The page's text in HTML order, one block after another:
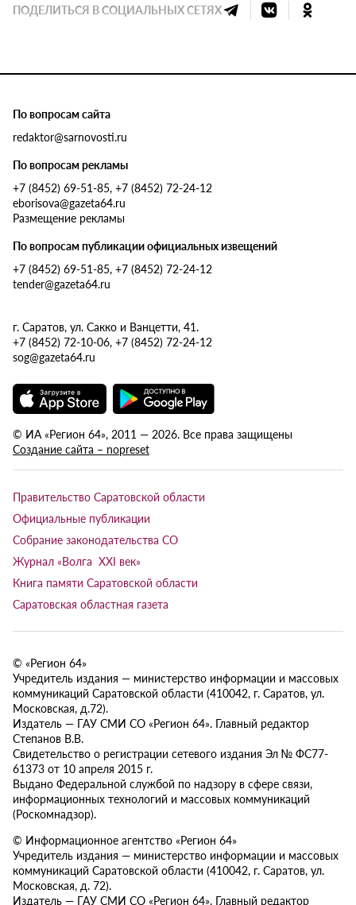
ПОДЕЛИТЬСЯ В СОЦИАЛЬНЫХ СЕТЯХ
По вопросам сайта
redaktor@sarnovosti.ru
По вопросам рекламы
+7 (8452) 69-51-85, +7 (8452) 72-24-12
eborisova@gazeta64.ru
Размещение рекламы
По вопросам публикации официальных извещений
+7 (8452) 69-51-85, +7 (8452) 72-24-12
tender@gazeta64.ru
г. Саратов, ул. Сакко и Ванцетти, 41.
+7 (8452) 72-10-06, +7 (8452) 72-24-12
sog@gazeta64.ru
© ИА «Регион 64», 2011 — 2026. Все права защищены
Создание сайта – nopreset
Правительство Саратовской области
Официальные публикации
Собрание законодательства СО
Журнал «Волга XXI век»
Книга памяти Саратовской области
Саратовская областная газета
© «Регион 64»
Учредитель издания — министерство информации и массовых
коммуникаций Саратовской области (410042, г. Саратов, ул.
Московская, д.72).
Издатель — ГАУ СМИ СО «Регион 64». Главный редактор
Степанов В.В.
Свидетельство о регистрации сетевого издания Эл № ФС77-
61373 от 10 апреля 2015 г.
Выдано Федеральной службой по надзору в сфере связи,
информационных технологий и массовых коммуникаций
(Роскомнадзор).
© Информационное агентство «Регион 64»
Учредитель издания — министерство информации и массовых
коммуникаций Саратовской области (410042, г. Саратов, ул.
Московская, д. 72).
Издатель — ГАУ СМИ СО «Регион 64». Главный редактор